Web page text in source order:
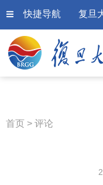
快捷导航 复旦
首页 > 评论